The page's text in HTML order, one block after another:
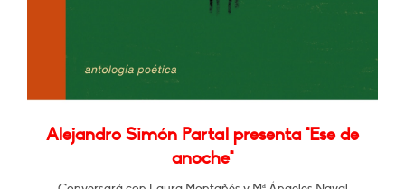
Alejandro Simón Partal presenta "Ese de
anoche"